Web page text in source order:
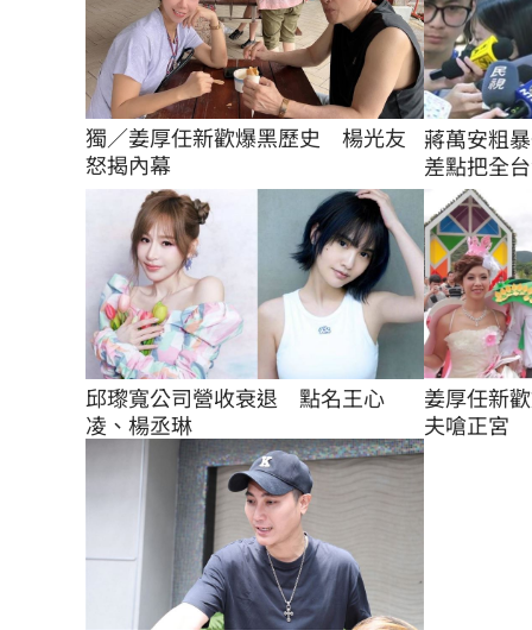
獨／姜厚任新歡爆黑歷史　楊光友
怒揭內幕
蔣萬安粗
差點把全
邱瓈寬公司營收衰退　點名王心
凌、楊丞琳
姜厚任新
夫嗆正宮